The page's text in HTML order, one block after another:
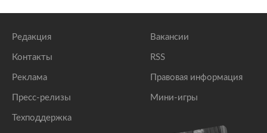
Редакция
Контакты
Реклама
Пресс-релизы
Техподдержка
Вакансии
RSS
Правовая информация
Мини-игры